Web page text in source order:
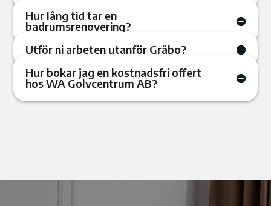
Hur lång tid tar en
badrumsrenovering?
Utför ni arbeten utanför Gråbo?
Hur bokar jag en kostnadsfri offert
hos WA Golvcentrum AB?